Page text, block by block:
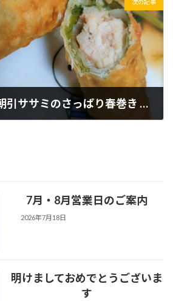
次の記事
[今日の夕食]♪朝引ササミのさっぱり春巻き ＆ 鶏ミンチのレンコンはさみ揚げ♪
7月・8月営業日のご案内
2026年7月18日
明けましておめでとうございま
す